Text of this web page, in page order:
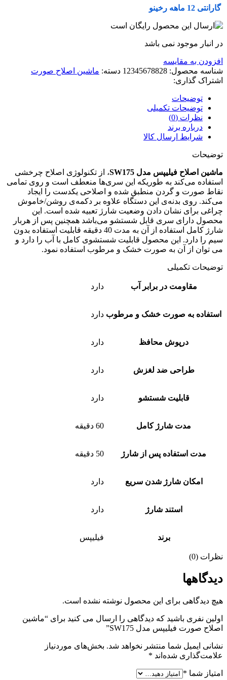
گارانتی 12 ماهه رخینو
در انبار موجود نمی باشد
افزودن به مقایسه
شناسه محصول: 12345678828 دسته: ماشین اصلاح صورت
اشتراک گذاری:
توضیحات
توضیحات تکمیلی
نظرات (0)
درباره برند
شرایط ارسال کالا
توضیحات
ماشین اصلاح فیلیپس مدل SW175
، از تکنولوژی اصلاح چرخشی
استفاده می‌کند به طوریکه این سری‌ها منعطف است و روی تمامی
نقاط صورت و گردن منطبق شده و اصلاحی یکدست را ایجاد
می‌کند. روی بدنه‌ی این دستگاه علاوه بر دکمه‌ی روشن/خاموش
چراغی برای نشان دادن وضعیت شارژ تعبیه شده است. این
محصول دارای سری قابل شستشو می‌باشد همچنین پس از هربار
شارژ کامل استفاده از آن به مدت 40 دقیقه قابلیت استفاده بدون
سیم را دارد. این محصول قابلیت شستشوی کامل با آب را دارد و
می توان از آن به صورت خشک و مرطوب استفاده نمود.
توضیحات تکمیلی
مقاومت در برابر آب دارد
استفاده به صورت خشک و مرطوب دارد
درپوش محافظ دارد
طراحی ضد لغزش دارد
قابلیت شستشو دارد
مدت شارژ کامل 60 دقیقه
مدت استفاده پس از شارژ 50 دقیقه
امکان شارژ شدن سریع دارد
استند شارژ دارد
برند فیلیپس
نظرات (0)
دیدگاهها
هیچ دیدگاهی برای این محصول نوشته نشده است.
اولین نفری باشید که دیدگاهی را ارسال می کنید برای “ماشین
اصلاح صورت فیلیپس مدل SW175”
نشانی ایمیل شما منتشر نخواهد شد. بخش‌های موردنیاز
علامت‌گذاری شده‌اند *
امتیاز شما *